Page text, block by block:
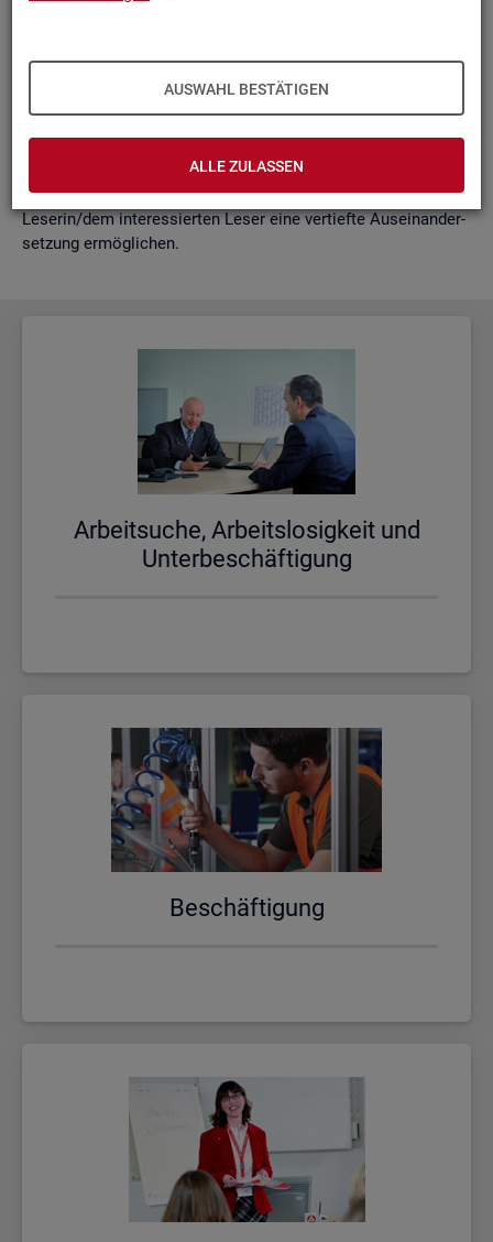
AUSWAHL BESTÄTIGEN
ALLE ZULASSEN
sam­men­ge­fasst. Damit ent­steht ein klei­nes Nach­schla­ge­
werk zu zen­tra­len Be­grif­fen und Fra­ge­stel­lun­gen der Ar­beits­
markt- und Grund­si­che­rungs­sta­tis­tik. Dabei wer­den diese Be­
grif­fe in kur­zer Form er­klärt und immer auch mit wei­ter­füh­
ren­den In­for­ma­ti­ons­quel­len ver­bun­den, die der in­ter­es­sier­ten
Le­se­rin/dem in­ter­es­sier­ten Leser eine ver­tief­te Aus­ein­an­der­
set­zung er­mög­li­chen.
Ar­beit­su­che, Ar­beits­lo­sig­keit und
Un­ter­be­schäf­ti­gung
Be­schäf­ti­gung